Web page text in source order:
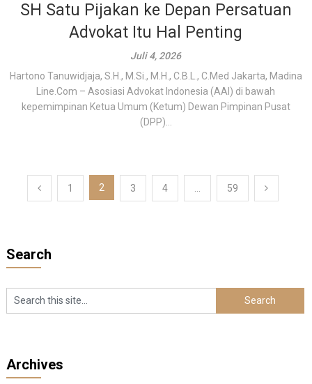
SH Satu Pijakan ke Depan Persatuan
Advokat Itu Hal Penting
Juli 4, 2026
Hartono Tanuwidjaja, S.H., M.Si., M.H., C.B.L., C.Med Jakarta, Madina
Line.Com – Asosiasi Advokat Indonesia (AAI) di bawah
kepemimpinan Ketua Umum (Ketum) Dewan Pimpinan Pusat
(DPP)...
Paginasi
1 2 3 4 59
Search
Archives